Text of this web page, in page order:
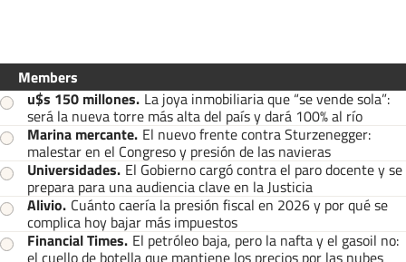
Members
u$s 150 millones. La joya inmobiliaria que “se vende sola”:
será la nueva torre más alta del país y dará 100% al río
Marina mercante. El nuevo frente contra Sturzenegger:
malestar en el Congreso y presión de las navieras
Universidades. El Gobierno cargó contra el paro docente y se
prepara para una audiencia clave en la Justicia
Alivio. Cuánto caería la presión fiscal en 2026 y por qué se
complica hoy bajar más impuestos
Financial Times. El petróleo baja, pero la nafta y el gasoil no: